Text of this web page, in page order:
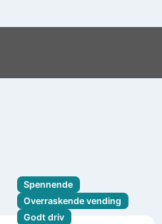
Spennende
Overraskende vending
Godt driv